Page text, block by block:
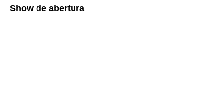
Show de abertura